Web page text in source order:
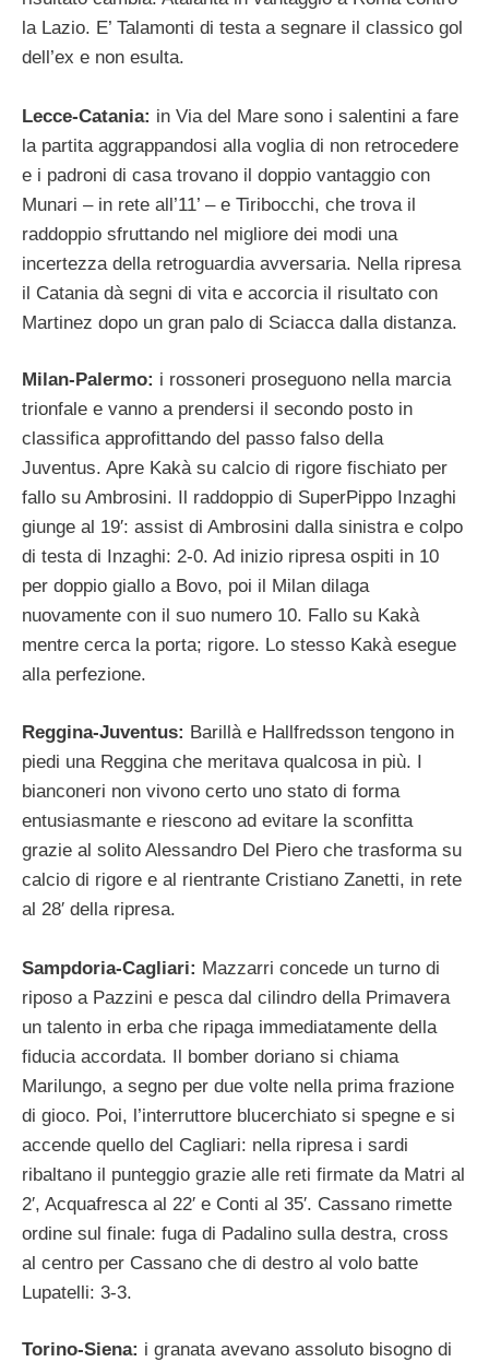
la Lazio. E’ Talamonti di testa a segnare il classico gol
dell’ex e non esulta.
Lecce-Catania: in Via del Mare sono i salentini a fare
la partita aggrappandosi alla voglia di non retrocedere
e i padroni di casa trovano il doppio vantaggio con
Munari – in rete all’11’ – e Tiribocchi, che trova il
raddoppio sfruttando nel migliore dei modi una
incertezza della retroguardia avversaria. Nella ripresa
il Catania dà segni di vita e accorcia il risultato con
Martinez dopo un gran palo di Sciacca dalla distanza.
Milan-Palermo: i rossoneri proseguono nella marcia
trionfale e vanno a prendersi il secondo posto in
classifica approfittando del passo falso della
Juventus. Apre Kakà su calcio di rigore fischiato per
fallo su Ambrosini. Il raddoppio di SuperPippo Inzaghi
giunge al 19′: assist di Ambrosini dalla sinistra e colpo
di testa di Inzaghi: 2-0. Ad inizio ripresa ospiti in 10
per doppio giallo a Bovo, poi il Milan dilaga
nuovamente con il suo numero 10. Fallo su Kakà
mentre cerca la porta; rigore. Lo stesso Kakà esegue
alla perfezione.
Reggina-Juventus: Barillà e Hallfredsson tengono in
piedi una Reggina che meritava qualcosa in più. I
bianconeri non vivono certo uno stato di forma
entusiasmante e riescono ad evitare la sconfitta
grazie al solito Alessandro Del Piero che trasforma su
calcio di rigore e al rientrante Cristiano Zanetti, in rete
al 28′ della ripresa.
Sampdoria-Cagliari: Mazzarri concede un turno di
riposo a Pazzini e pesca dal cilindro della Primavera
un talento in erba che ripaga immediatamente della
fiducia accordata. Il bomber doriano si chiama
Marilungo, a segno per due volte nella prima frazione
di gioco. Poi, l’interruttore blucerchiato si spegne e si
accende quello del Cagliari: nella ripresa i sardi
ribaltano il punteggio grazie alle reti firmate da Matri al
2′, Acquafresca al 22′ e Conti al 35′. Cassano rimette
ordine sul finale: fuga di Padalino sulla destra, cross
al centro per Cassano che di destro al volo batte
Lupatelli: 3-3.
Torino-Siena: i granata avevano assoluto bisogno di